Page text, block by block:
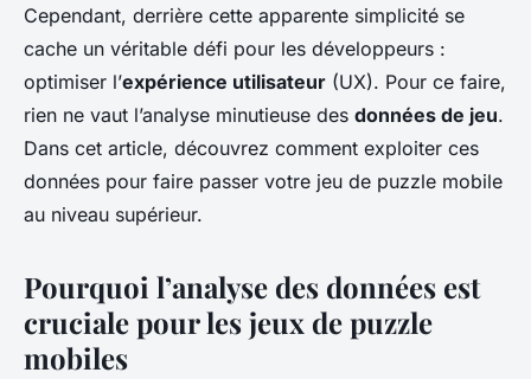
Lucas•18 septembre 2024•7 min de lecture
Cependant, derrière cette apparente simplicité se
cache un véritable défi pour les développeurs :
optimiser l’expérience utilisateur (UX). Pour ce faire,
rien ne vaut l’analyse minutieuse des données de jeu.
Dans cet article, découvrez comment exploiter ces
données pour faire passer votre jeu de puzzle mobile
au niveau supérieur.
Pourquoi l’analyse des données est
cruciale pour les jeux de puzzle
mobiles